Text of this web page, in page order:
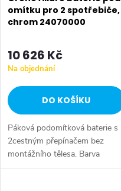
r
d
u
k
t
ů
r
o
d
u
k
t
omítku pro 2 spotřebiče,
chrom 24070000
10 626 Kč
Na objednání
DO KOŠÍKU
Páková podomítková baterie s
2cestným přepínačem bez
montážního tělesa. Barva
chrom.